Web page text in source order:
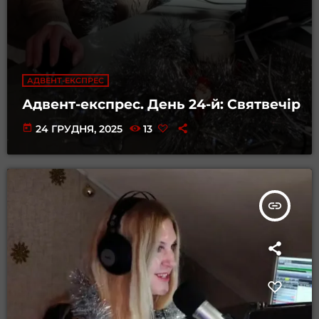
АДВЕНТ-ЕКСПРЕС
Адвент-експрес. День 24-й: Святвечір
today 24 ГРУДНЯ, 2025 13
insert_link